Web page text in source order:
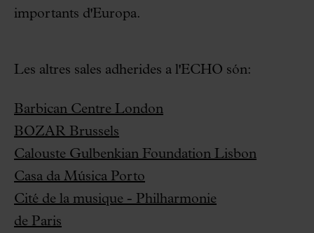
importants d'Europa.
Les altres sales adherides a l'ECHO són:
Barbican Centre London
BOZAR Brussels
Calouste Gulbenkian Foundation Lisbon
Casa da Música Porto
Cité de la musique - Philharmonie
de Paris